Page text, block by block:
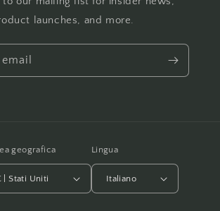
launches, and more.
geografica
€ | Stati Uniti
Lingua
Italiano